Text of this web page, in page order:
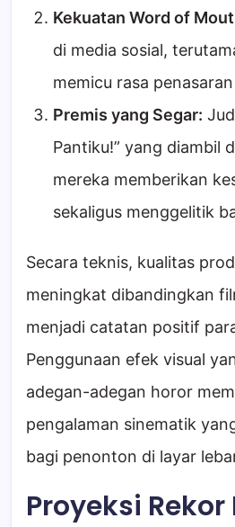
Kekuatan Word of
di media sosial,
memicu rasa
Premis yang Segar:
Pantiku!” yang diambil
mereka memberikan
sekaligus menggelitik
Secara teknis, kualitas
meningkat dibandingkan
menjadi catatan positif
Penggunaan efek visual
adegan-adegan horor
pengalaman sinematik
bagi penonton di layar
Proyeksi Rekor